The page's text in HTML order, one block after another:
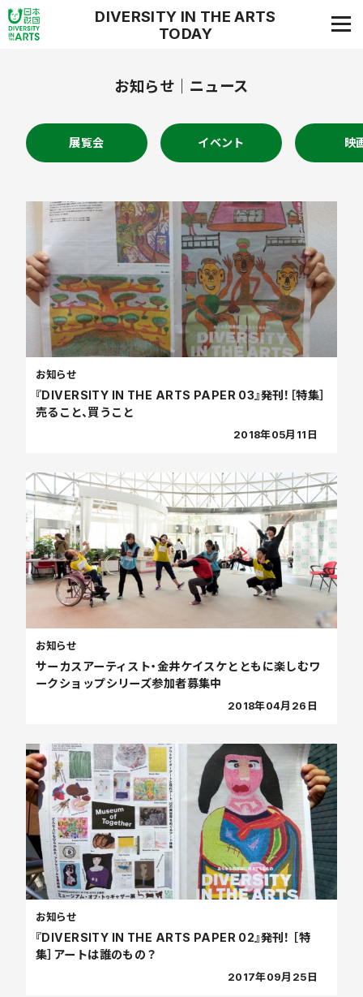
DIVERSITY IN THE ARTS
TODAY
お知らせ ｜ ニュース
展覧会 イベント 映
『DIVERSITY IN THE ARTS PAPER 03』発刊！［特集］
売ること、買うこと
お知らせ
2018年05月11日
サーカスアーティスト・金井ケイスケとともに楽しむワ
ークショップシリーズ参加者募集中
お知らせ
2018年04月26日
『DIVERSITY IN THE ARTS PAPER 02』発刊！ ［特
集］アートは誰のもの？
お知らせ
2017年09月25日